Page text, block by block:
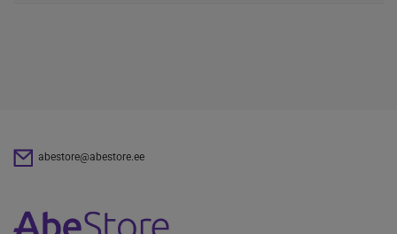
abestore@abestore.ee